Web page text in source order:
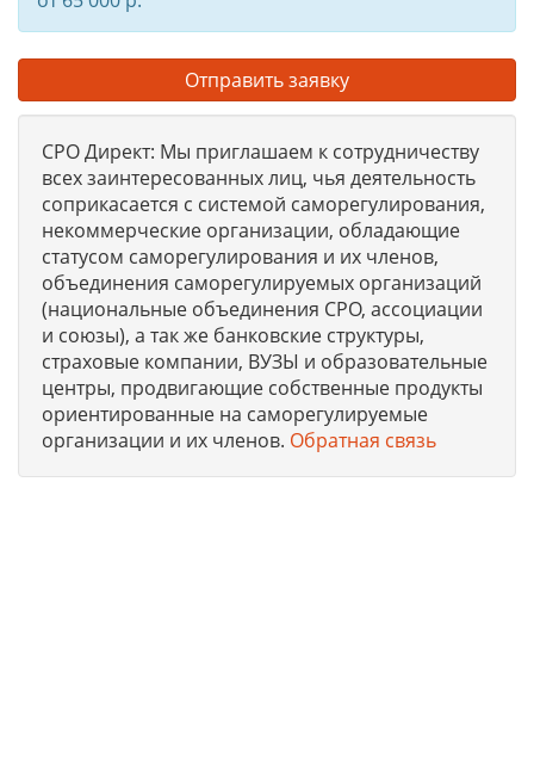
Отправить заявку
СРО Директ: Мы приглашаем к сотрудничеству
всех заинтересованных лиц, чья деятельность
соприкасается с системой саморегулирования,
некоммерческие организации, обладающие
статусом саморегулирования и их членов,
объединения саморегулируемых организаций
(национальные объединения СРО, ассоциации
и союзы), а так же банковские структуры,
страховые компании, ВУЗЫ и образовательные
центры, продвигающие собственные продукты
ориентированные на саморегулируемые
организации и их членов. Обратная связь